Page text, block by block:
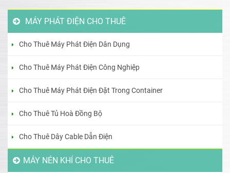
MÁY PHÁT ĐIỆN CHO THUÊ
Cho Thuê Máy Phát Điện Dân Dụng
Cho Thuê Máy Phát Điện Công Nghiệp
Cho Thuê Máy Phát Điện Đặt Trong Container
Cho Thuê Tủ Hoà Đồng Bộ
Cho Thuê Dây Cable Dẫn Điện
MÁY NÉN KHÍ CHO THUÊ